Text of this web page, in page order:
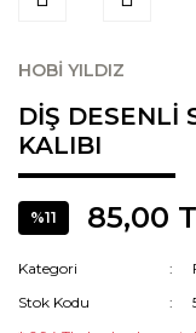
HOBİ YILDIZ
DİŞ DESENLİ
KALIBI
%11 85,00
Kategori
Stok Kodu